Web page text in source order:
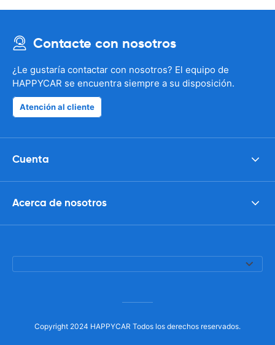
Contacte con nosotros
¿Le gustaría contactar con nosotros? El equipo de
HAPPYCAR se encuentra siempre a su disposición.
Atención al cliente
Cuenta
Acerca de nosotros
Copyright 2024 HAPPYCAR Todos los derechos reservados.